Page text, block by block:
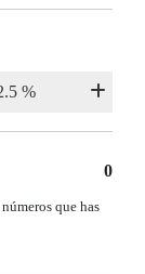
0
que has